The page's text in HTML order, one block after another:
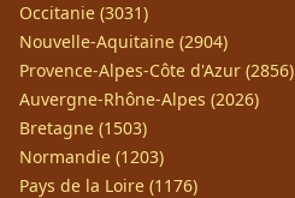
Occitanie (3031)
Nouvelle-Aquitaine (2904)
Provence-Alpes-Côte d'Azur (2856)
Auvergne-Rhône-Alpes (2026)
Bretagne (1503)
Normandie (1203)
Pays de la Loire (1176)